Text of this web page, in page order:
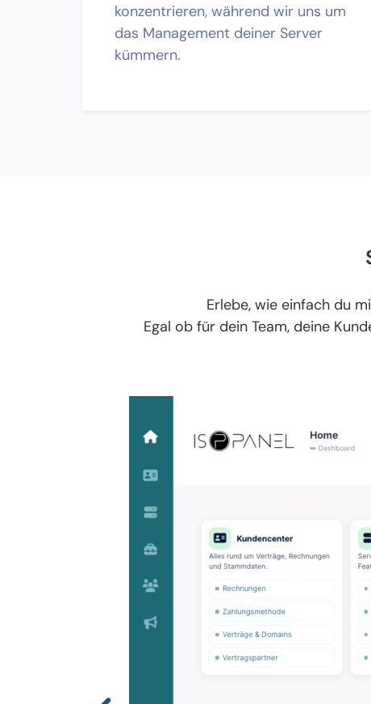
konzentrieren, während wir uns um
das Management deiner Server
kümmern.
Erlebe, wie einfach du
Egal ob für dein Team, deine